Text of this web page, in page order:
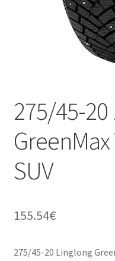
275/45-
SUV
155.54€
275/45-20 Linglong